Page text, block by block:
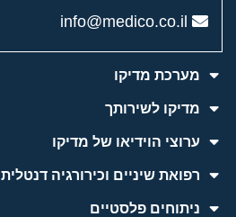
info@medico.co.il
מערכת מדיקו
מדיקו לשירותך
ערוצי הוידיאו של מדיקו
רפואת שיניים וכירורגיה דנטלית
ניתוחים פלסטיים